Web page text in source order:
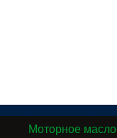
Моторное масло